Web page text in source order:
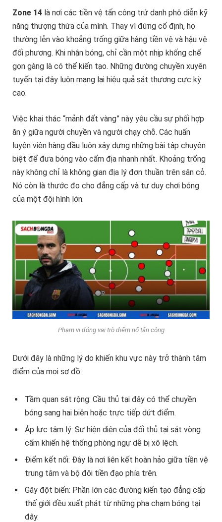
Zone 14 là nơi các tiền vệ tấn công trứ danh phô diễn kỹ
năng thượng thừa của mình. Thay vì đứng cố định, họ
thường lẻn vào khoảng trống giữa hàng tiền vệ và hậu vệ
đối phương. Khi nhận bóng, chỉ cần một nhịp khống chế
gọn gàng là có thể kiến tạo. Những đường chuyền xuyên
tuyến tại đây luôn mang lại hiệu quả sát thương cực kỳ
cao.
Việc khai thác “mảnh đất vàng” này yêu cầu sự phối hợp
ăn ý giữa người chuyền và người chạy chỗ. Các huấn
luyện viên hàng đầu luôn xây dựng những bài tập chuyên
biệt để đưa bóng vào cấm địa nhanh nhất. Khoảng trống
này không chỉ là không gian địa lý đơn thuần trên sân cỏ.
Nó còn là thước đo cho đẳng cấp và tư duy chơi bóng
của một đội hình lớn.
Phạm vi đóng vai trò điểm nổ tấn công
Dưới đây là những lý do khiến khu vực này trở thành tâm
điểm của mọi sơ đồ:
Tầm quan sát rộng: Cầu thủ tại đây có thể chuyền
bóng sang hai biên hoặc trực tiếp dứt điểm.
Áp lực tâm lý: Sự hiện diện của đối thủ tại sát vòng
cấm khiến hệ thống phòng ngự dễ bị xô lệch.
Điểm kết nối: Đây là nơi liên kết hoàn hảo giữa tiền vệ
trung tâm và bộ đôi tiền đạo phía trên.
Gây đột biến: Phần lớn các đường kiến tạo đẳng cấp
thế giới đều xuất phát từ những pha chạm bóng tại
đây.